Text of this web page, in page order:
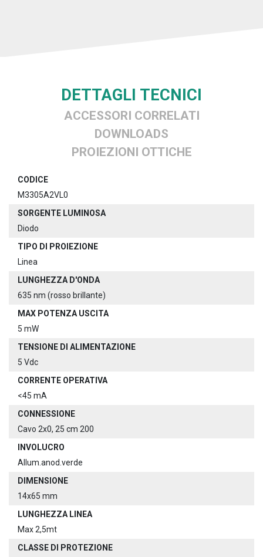
DETTAGLI TECNICI
ACCESSORI CORRELATI
DOWNLOADS
PROIEZIONI OTTICHE
CODICE
M3305A2VL0
SORGENTE LUMINOSA
Diodo
TIPO DI PROIEZIONE
Linea
LUNGHEZZA D'ONDA
635 nm (rosso brillante)
MAX POTENZA USCITA
5 mW
TENSIONE DI ALIMENTAZIONE
5 Vdc
CORRENTE OPERATIVA
<45 mA
CONNESSIONE
Cavo 2x0, 25 cm 200
INVOLUCRO
Allum.anod.verde
DIMENSIONE
14x65 mm
LUNGHEZZA LINEA
Max 2,5mt
CLASSE DI PROTEZIONE